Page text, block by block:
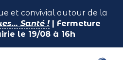
et convivial autour de la
Santé ! | Fermeture
le 19/08 à 16h